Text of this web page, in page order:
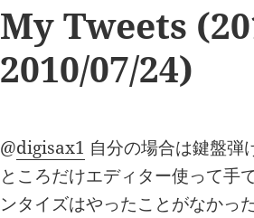
My Tweets
2010/07/24)
@digisax1 自分の場合は鍵盤弾
ところだけエディター使って手
ンタイズはやったことがなかっ